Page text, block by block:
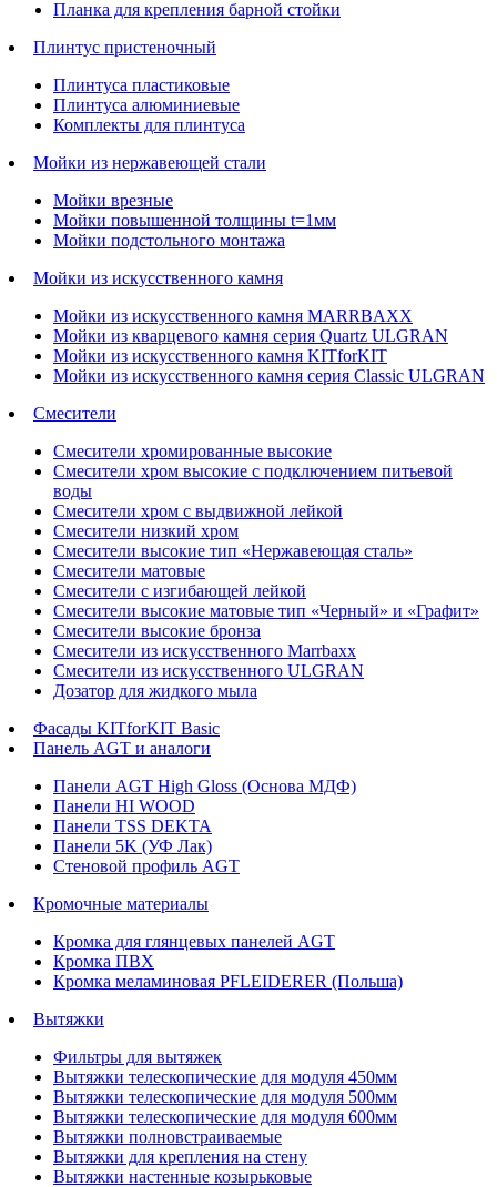
Планка для крепления барной стойки
Плинтус пристеночный
Плинтуса пластиковые
Плинтуса алюминиевые
Комплекты для плинтуса
Мойки из нержавеющей стали
Мойки врезные
Мойки повышенной толщины t=1мм
Мойки подстольного монтажа
Мойки из искусственного камня
Мойки из искусственного камня MARRBAXX
Мойки из кварцевого камня серия Quartz ULGRAN
Мойки из искусственного камня KITforKIT
Мойки из искусственного камня серия Classic ULGRAN
Смесители
Смесители хромированные высокие
Смесители хром высокие с подключением питьевой
воды
Смесители хром с выдвижной лейкой
Смесители низкий хром
Смесители высокие тип «Нержавеющая сталь»
Смесители матовые
Смесители с изгибающей лейкой
Смесители высокие матовые тип «Черный» и «Графит»
Смесители высокие бронза
Смесители из искусственного Marrbaxx
Смесители из искусственного ULGRAN
Дозатор для жидкого мыла
Фасады KITforKIT Basic
Панель AGT и аналоги
Панели AGT High Gloss (Основа МДФ)
Панели HI WOOD
Панели TSS DEKTA
Панели 5K (УФ Лак)
Стеновой профиль AGT
Кромочные материалы
Кромка для глянцевых панелей AGT
Кромка ПВХ
Кромка меламиновая PFLEIDERER (Польша)
Вытяжки
Фильтры для вытяжек
Вытяжки телескопические для модуля 450мм
Вытяжки телескопические для модуля 500мм
Вытяжки телескопические для модуля 600мм
Вытяжки полновстраиваемые
Вытяжки для крепления на стену
Вытяжки настенные козырьковые